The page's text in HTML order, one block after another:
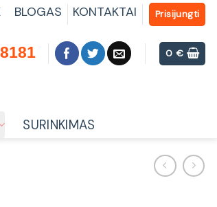
BLOGAS KONTAKTAI Prisijungti
0€
SURINKIMAS